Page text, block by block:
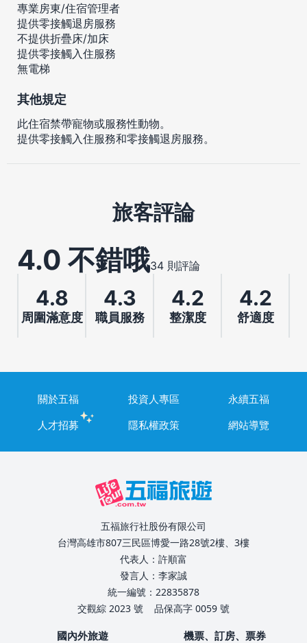
專業房東/住宿管理者
提供零接觸退房服務
不提供折疊床/加床
提供零接觸入住服務
無電梯
其他規定
此住宿禁帶寵物或服務性動物。
提供零接觸入住服務和零接觸退房服務。
旅客評論
4.0 不錯哦34 則評論
4.8
周圍滿意度
4.3
職員服務
4.2
整潔度
4.2
舒適度
關於五福 投資人專區
永續五福
人才招募
隱私權政策 網站導覽
五福旅行社股份有限公司
台灣高雄市807三民區博愛一路28號2樓、3樓
代表人：許順富
發言人：李家誠
統一編號：22835878
交觀綜 2023 號
品保高字 0059 號
國內外旅遊 機票、訂房、票券